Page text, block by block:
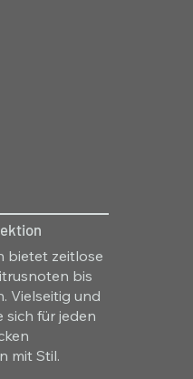
bietet zeitlose
bis
Vielseitig und
sich für jeden
mit Stil.